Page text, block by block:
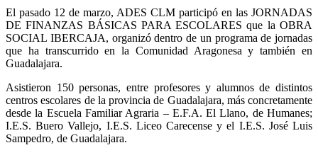
El pasado 12 de marzo, ADES CLM participó en las JORNADAS
DE FINANZAS BÁSICAS PARA ESCOLARES que la OBRA
SOCIAL IBERCAJA, organizó dentro de un programa de jornadas
que ha transcurrido en la Comunidad Aragonesa y también en
Guadalajara.
Asistieron 150 personas, entre profesores y alumnos de distintos
centros escolares de la provincia de Guadalajara, más concretamente
desde la Escuela Familiar Agraria – E.F.A. El Llano, de Humanes;
I.E.S. Buero Vallejo, I.E.S. Liceo Carecense y el I.E.S. José Luis
Sampedro, de Guadalajara.